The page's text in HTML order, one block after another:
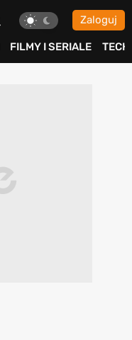
Zaloguj
FILMY I SERIALE TECH